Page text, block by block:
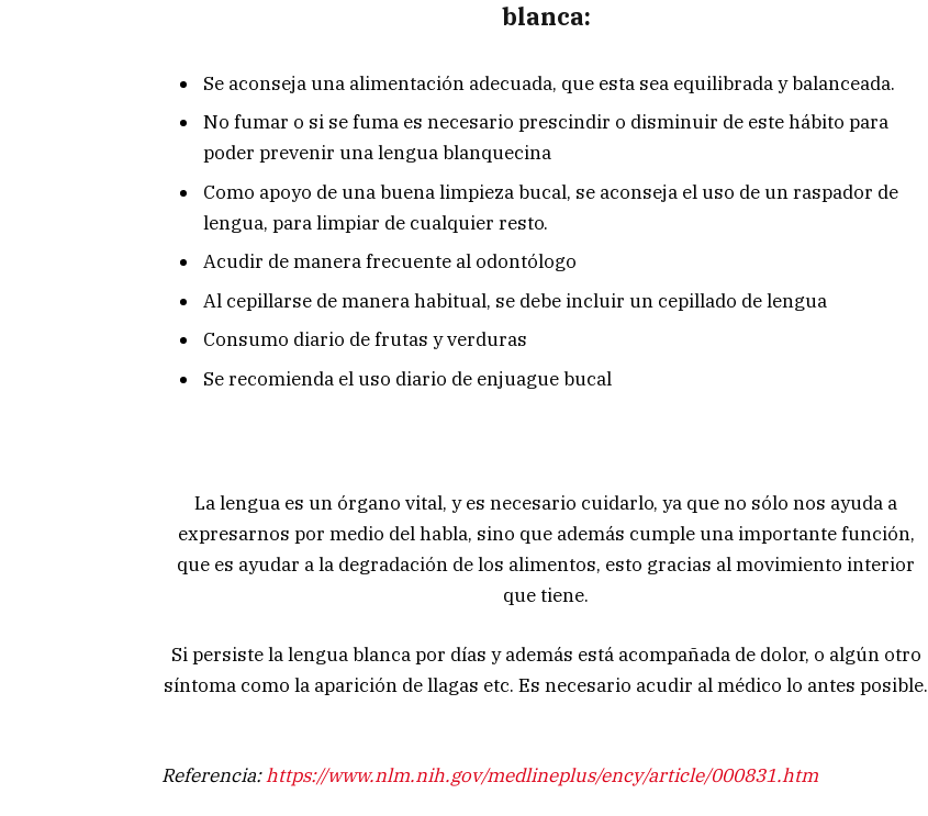
blanca:
Se aconseja una alimentación adecuada, que esta sea equilibrada y balanceada.
No fumar o si se fuma es necesario prescindir o disminuir de este hábito para
poder prevenir una lengua blanquecina
Como apoyo de una buena limpieza bucal, se aconseja el uso de un raspador de
lengua, para limpiar de cualquier resto.
Acudir de manera frecuente al odontólogo
Al cepillarse de manera habitual, se debe incluir un cepillado de lengua
Consumo diario de frutas y verduras
Se recomienda el uso diario de enjuague bucal
La lengua es un órgano vital, y es necesario cuidarlo, ya que no sólo nos ayuda a
expresarnos por medio del habla, sino que además cumple una importante función,
que es ayudar a la degradación de los alimentos, esto gracias al movimiento interior
que tiene.
Si persiste la lengua blanca por días y además está acompañada de dolor, o algún otro
síntoma como la aparición de llagas etc. Es necesario acudir al médico lo antes posible.
Referencia:https://www.nlm.nih.gov/medlineplus/ency/article/000831.htm